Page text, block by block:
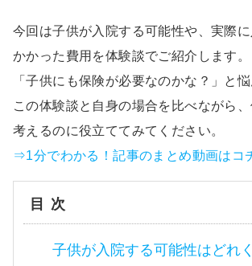
今回は子供が入院する可能性や、実際
かかった費用を体験談でご紹介します。
「子供にも保険が必要なのかな？」と悩
この体験談と自身の場合を比べながら
考えるのに役立ててみてください。
⇒1分でわかる！記事のまとめ動画はコ
目次
子供が入院する可能性はどれ